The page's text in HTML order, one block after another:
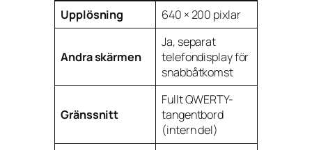
Upplösning
640 × 200 pixlar
Andra skärmen
Ja, separat
telefondisplay för
snabbåtkomst
Gränssnitt
Fullt QWERTY-
tangentbord
(intern del)